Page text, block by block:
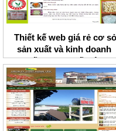
Thiết kế web giá rẻ cơ
sản xuất và kinh doanh
miến dong Thế Liên